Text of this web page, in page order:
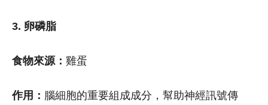
3. 卵磷脂
食物來源： 雞蛋
作用： 腦細胞的重要組成成分，幫助神經訊號傳